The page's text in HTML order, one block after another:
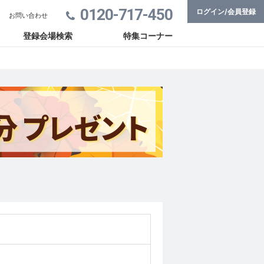
0120-717-450
登録会場検索 特集コーナー
お問い合わせ ログイン/会員登録